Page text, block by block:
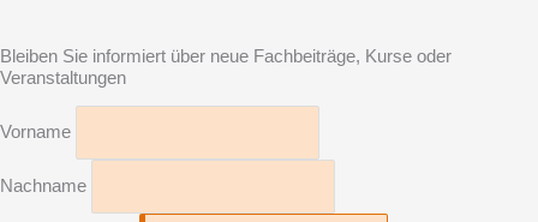
Bleiben Sie informiert über neue Fachbeiträge, Kurse oder
Veranstaltungen
Vorname
Nachname